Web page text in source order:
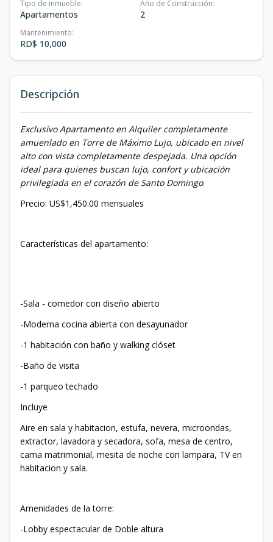
Tipo de inmueble:
Apartamentos
Año de Construcción:
2
Mantenimiento:
RD$ 10,000
Descripción
Exclusivo Apartamento en Alquiler completamente
amuenlado en Torre de Máximo Lujo, ubicado en nivel
alto con vista completamente despejada. Una opción
ideal para quienes buscan lujo, confort y ubicación
privilegiada en el corazón de Santo Domingo.
Precio: US$1,450.00 mensuales
Características del apartamento:
-Sala - comedor con diseño abierto
-Moderna cocina abierta con desayunador
-1 habitación con baño y walking clóset
-Baño de visita
-1 parqueo techado
Incluye
Aire en sala y habitacion, estufa, nevera, microondas,
extractor, lavadora y secadora, sofa, mesa de centro,
cama matrimonial, mesita de noche con lampara, TV en
habitacion y sala.
Amenidades de la torre:
-Lobby espectacular de Doble altura